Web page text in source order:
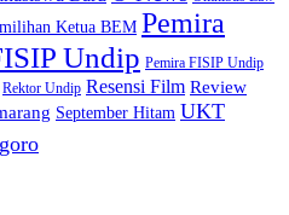
Ketua BEM Pemira
Undip Pemira FISIP Undip
Rektor Undip Resensi Film Review
September Hitam UKT